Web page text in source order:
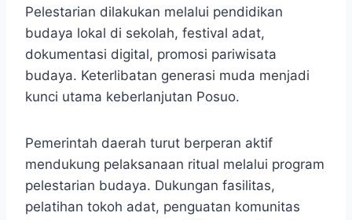
Pelestarian dilakukan melalui pendidikan
budaya lokal di sekolah, festival adat,
dokumentasi digital, promosi pariwisata
budaya. Keterlibatan generasi muda menjadi
kunci utama keberlanjutan Posuo.
Pemerintah daerah turut berperan aktif
mendukung pelaksanaan ritual melalui program
pelestarian budaya. Dukungan fasilitas,
pelatihan tokoh adat, penguatan komunitas